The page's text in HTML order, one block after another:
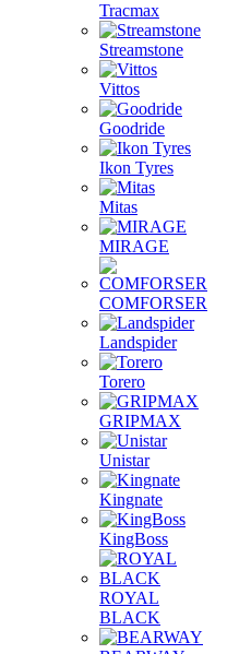
Tracmax
Streamstone
Vittos
Goodride
Ikon Tyres
Mitas
MIRAGE
COMFORSER
Landspider
Torero
GRIPMAX
Unistar
Kingnate
KingBoss
ROYAL
BLACK